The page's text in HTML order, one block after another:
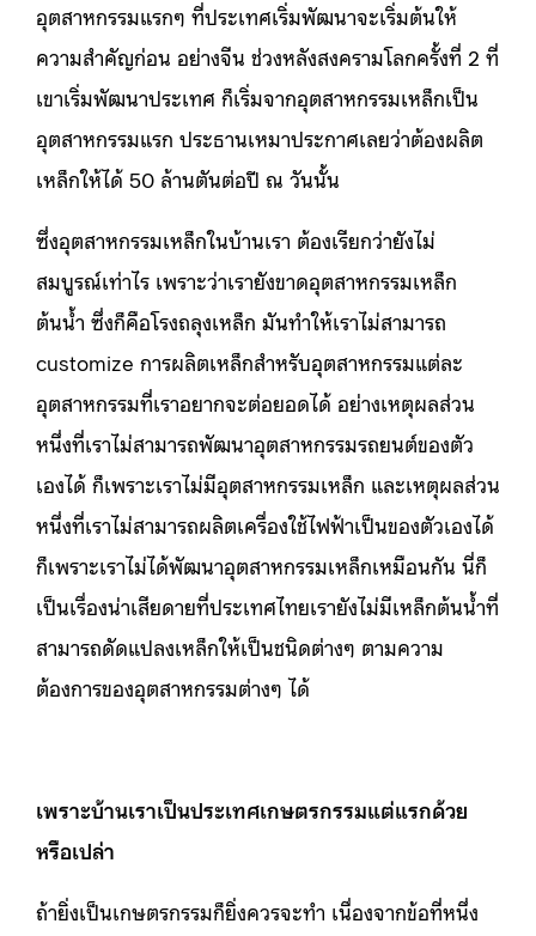
อุตสาหกรรมแรกๆ ที่ประเทศเริ่มพัฒนาจะเริ่มต้นให้
ความสำคัญก่อน อย่างจีน ช่วงหลังสงครามโลกครั้งที่ 2 ที่
เขาเริ่มพัฒนาประเทศ ก็เริ่มจากอุตสาหกรรมเหล็กเป็น
อุตสาหกรรมแรก ประธานเหมาประกาศเลยว่าต้องผลิต
เหล็กให้ได้ 50 ล้านตันต่อปี ณ วันนั้น
ซึ่งอุตสาหกรรมเหล็กในบ้านเรา ต้องเรียกว่ายังไม่
สมบูรณ์เท่าไร เพราะว่าเรายังขาดอุตสาหกรรมเหล็ก
ต้นน้ำ ซึ่งก็คือโรงถลุงเหล็ก มันทำให้เราไม่สามารถ
customize การผลิตเหล็กสำหรับอุตสาหกรรมแต่ละ
อุตสาหกรรมที่เราอยากจะต่อยอดได้ อย่างเหตุผลส่วน
หนึ่งที่เราไม่สามารถพัฒนาอุตสาหกรรมรถยนต์ของตัว
เองได้ ก็เพราะเราไม่มีอุตสาหกรรมเหล็ก และเหตุผลส่วน
หนึ่งที่เราไม่สามารถผลิตเครื่องใช้ไฟฟ้าเป็นของตัวเองได้
ก็เพราะเราไม่ได้พัฒนาอุตสาหกรรมเหล็กเหมือนกัน นี่ก็
เป็นเรื่องน่าเสียดายที่ประเทศไทยเรายังไม่มีเหล็กต้นน้ำที่
สามารถดัดแปลงเหล็กให้เป็นชนิดต่างๆ ตามความ
ต้องการของอุตสาหกรรมต่างๆ ได้
เพราะบ้านเราเป็นประเทศเกษตรกรรมแต่แรกด้วย
หรือเปล่า
ถ้ายิ่งเป็นเกษตรกรรมก็ยิ่งควรจะทำ เนื่องจากข้อที่หนึ่ง